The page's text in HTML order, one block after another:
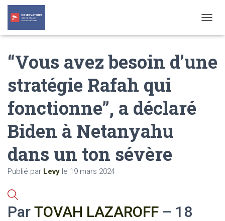
O
L
“Vous avez besoin d’une
stratégie Rafah qui
fonctionne”, a déclaré
Biden à Netanyahu
dans un ton sévère
Publié par Levy le 19 mars 2024
Par TOVAH LAZAROFF – 18